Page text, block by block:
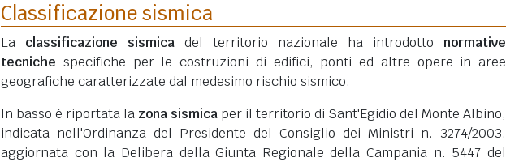
Classificazione sismica
La classificazione sismica del territorio nazionale ha introdotto normative
tecniche specifiche per le costruzioni di edifici, ponti ed altre opere in aree
geografiche caratterizzate dal medesimo rischio sismico.
In basso è riportata la zona sismica per il territorio di Sant'Egidio del Monte Albino,
indicata nell'Ordinanza del Presidente del Consiglio dei Ministri n. 3274/2003,
aggiornata con la Delibera della Giunta Regionale della Campania n. 5447 del